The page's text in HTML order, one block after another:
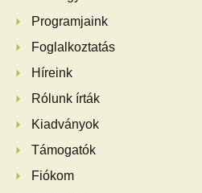
Programjaink
Foglalkoztatás
Híreink
Rólunk írták
Kiadványok
Támogatók
Fiókom